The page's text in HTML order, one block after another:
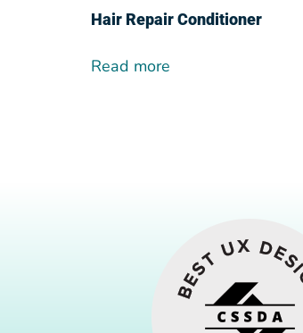
Hair Repair Conditioner
Read more